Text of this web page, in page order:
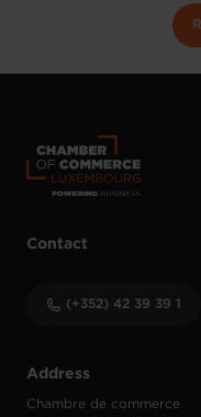
Address
Chambre de commerce
Contact
(+352) 42 39 39 1